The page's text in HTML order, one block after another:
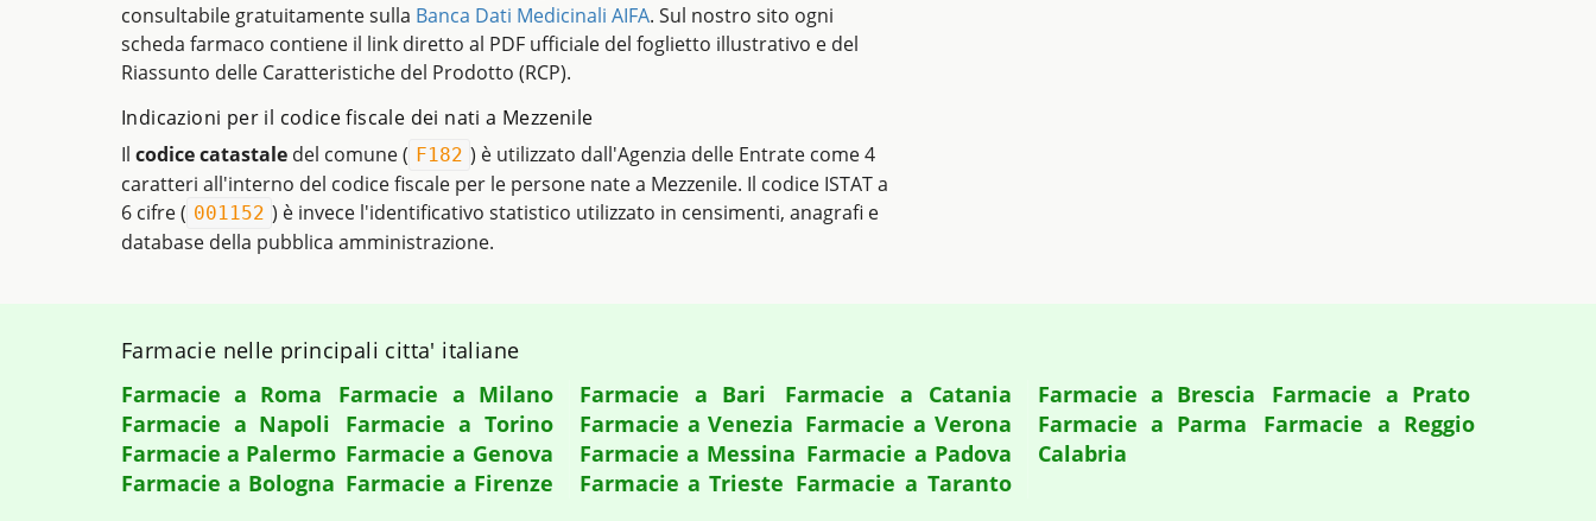
consultabile gratuitamente sulla Banca Dati Medicinali AIFA. Sul nostro sito ogni
scheda farmaco contiene il link diretto al PDF ufficiale del foglietto illustrativo e del
Riassunto delle Caratteristiche del Prodotto (RCP).
Indicazioni per il codice fiscale dei nati a Mezzenile
Il codice catastale del comune ( F182 ) è utilizzato dall'Agenzia delle Entrate come 4
caratteri all'interno del codice fiscale per le persone nate a Mezzenile. Il codice ISTAT a
6 cifre ( 001152 ) è invece l'identificativo statistico utilizzato in censimenti, anagrafi e
database della pubblica amministrazione.
Farmacie nelle principali citta' italiane
Farmacie a Roma
Farmacie a Milano
Farmacie a Napoli
Farmacie a Torino
Farmacie a Palermo Farmacie a Genova
Farmacie a Bologna Farmacie a Firenze
Farmacie a Bari
Farmacie a Catania
Farmacie a Venezia Farmacie a Verona
Farmacie a Messina Farmacie a Padova
Farmacie a Trieste Farmacie a Taranto
Farmacie a Brescia
Farmacie a Prato
Farmacie a Parma
Farmacie a Reggio
Calabria